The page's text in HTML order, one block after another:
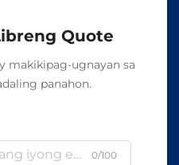
Quote
makikipag-ugnayan sa
panahon.
0/100